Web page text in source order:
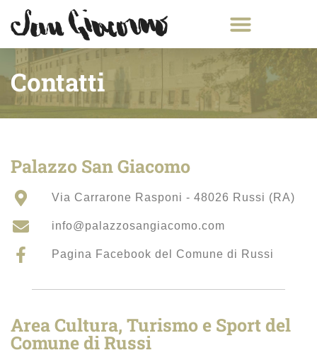
Contatti
Palazzo San Giacomo
Via Carrarone Rasponi - 48026 Russi (RA)
info@palazzosangiacomo.com
Pagina Facebook del Comune di Russi
Area Cultura, Turismo e Sport del
Comune di Russi